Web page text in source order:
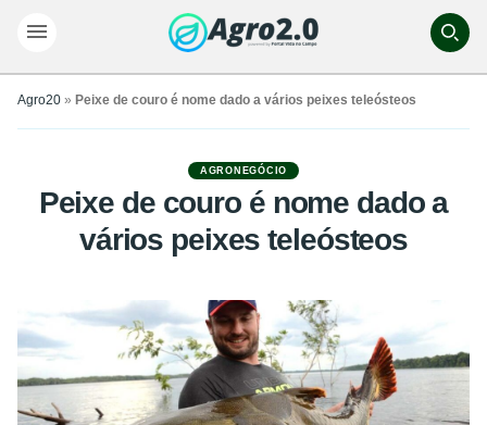
Agro20 » Peixe de couro é nome dado a vários peixes teleósteos
AGRONEGÓCIO
Peixe de couro é nome dado a
vários peixes teleósteos